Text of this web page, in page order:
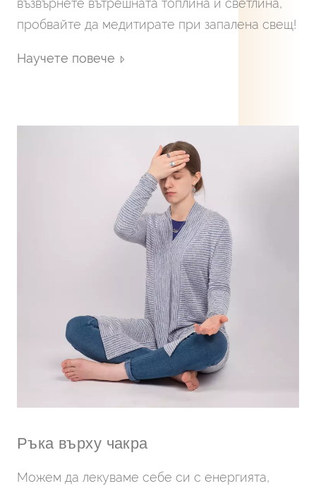
възвърнете вътрешната топлина и светлина,
пробвайте да медитирате при запалена свещ!
Научете повече
Ръка върху чакра
Можем да лекуваме себе си с енергията,